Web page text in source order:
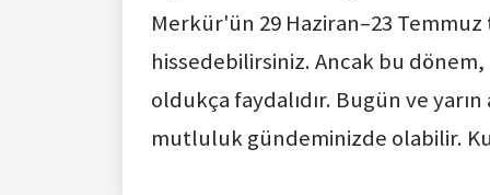
Merkür'ün 29 Haziran–23 Temmuz
hissedebilirsiniz. Ancak bu dönem,
oldukça faydalıdır. Bugün ve
mutluluk gündeminizde olabilir.